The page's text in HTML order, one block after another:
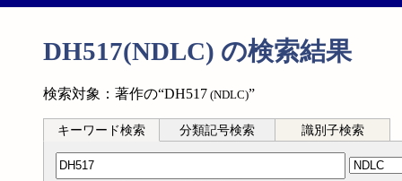
DH517(NDLC) の検索結果
検索対象：著作の“DH517 (NDLC)”
キーワード検索 分類記号検索 識別子検索
分類記号検索